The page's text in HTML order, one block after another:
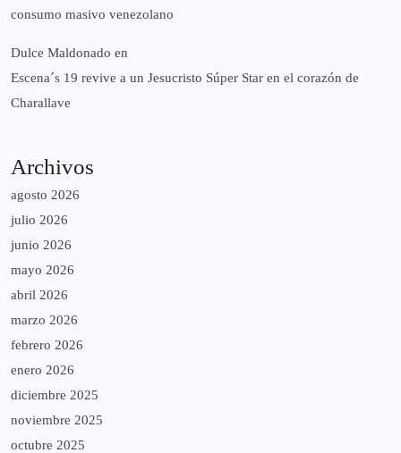
consumo masivo venezolano
Dulce Maldonado en
Escena´s 19 revive a un Jesucristo Súper Star en el corazón de
Charallave
Archivos
agosto 2026
julio 2026
junio 2026
mayo 2026
abril 2026
marzo 2026
febrero 2026
enero 2026
diciembre 2025
noviembre 2025
octubre 2025